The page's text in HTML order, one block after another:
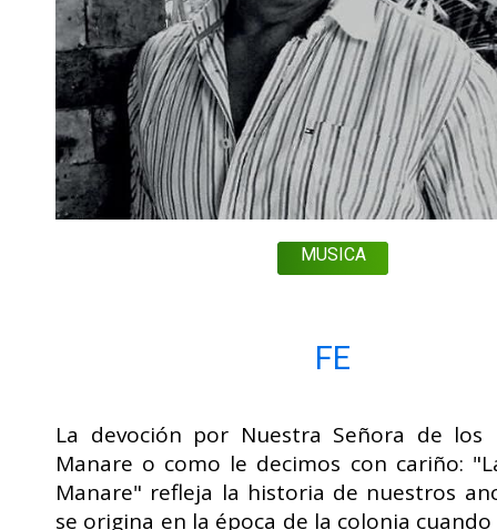
MUSICA
FE
La devoción por Nuestra Señora de los
Manare o como le decimos con cariño:
Manare" refleja la historia de nuestros
se origina en la época de la colonia